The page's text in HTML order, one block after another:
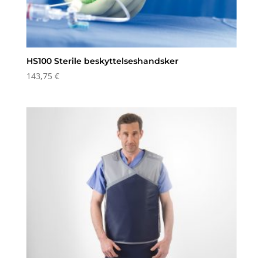
HS100 Sterile beskyttelseshandsker
143,75 €